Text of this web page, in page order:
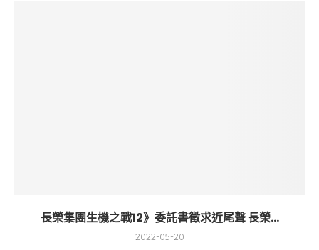
長榮集團生機之戰12》委託書徵求近尾聲 長榮...
2022-05-20